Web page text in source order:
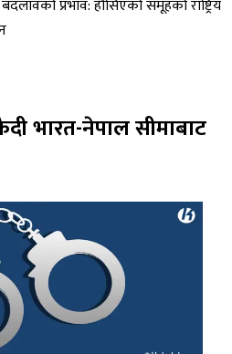
भारत-नेपाल सीमाबाट